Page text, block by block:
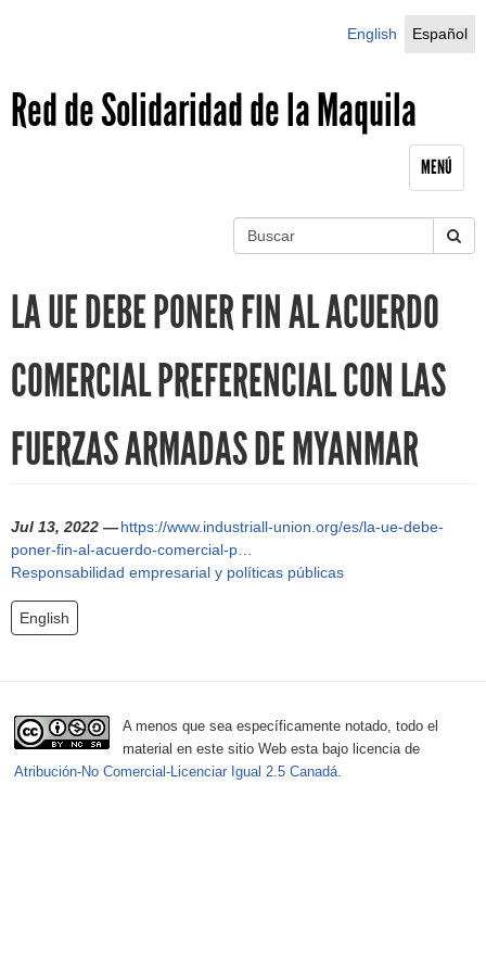
English
Español
Red de Solidaridad de la Maquila
MENÚ
LA UE DEBE PONER FIN AL ACUERDO
COMERCIAL PREFERENCIAL CON LAS
FUERZAS ARMADAS DE MYANMAR
Jul 13, 2022 —https://www.industriall-union.org/es/la-ue-debe-
poner-fin-al-acuerdo-comercial-p…
Responsabilidad empresarial y políticas públicas
English
S
a
r
c
f
o
m
u
A menos que sea específicamente notado, todo el
material en este sitio Web esta bajo licencia de
Atribución-No Comercial-Licenciar Igual 2.5 Canadá.